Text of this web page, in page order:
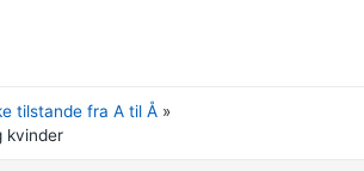
tilstande fra A til Å
kvinder